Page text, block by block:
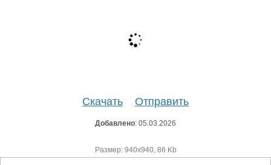
Скачать Отправить
Добавлено: 05.03.2026
Размер: 940х940, 86 Kb